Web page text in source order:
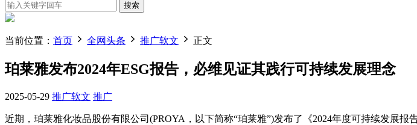
搜索
当前位置： 首页 全网头条 推广软文 正文
珀莱雅发布2024年ESG报告，必维见证其践行可持续发展理念
2025-05-29 推广软文 推广
近期，珀莱雅化妆品股份有限公司(PROYA，以下简称“珀莱雅”)发布了《2024年度可持续发展